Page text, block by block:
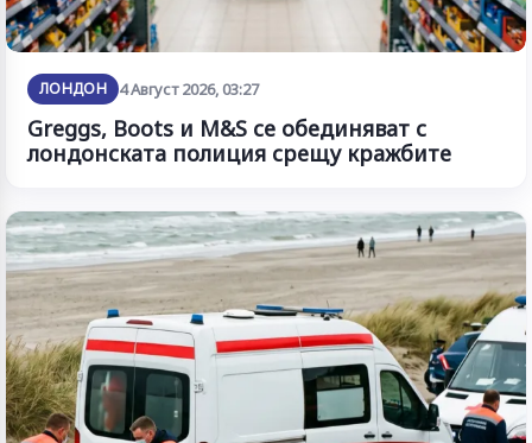
ЛОНДОН 4 Август 2026, 03:27
Greggs, Boots и M&S се обединяват с
лондонската полиция срещу кражбите